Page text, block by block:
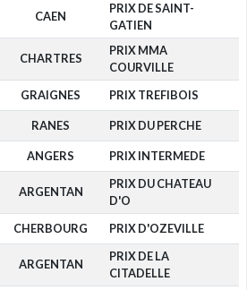
CAEN
PRIX DE SAINT-
GATIEN
CHARTRES
PRIX MMA
COURVILLE
GRAIGNES PRIX TREFIBOIS
RANES PRIX DU PERCHE
ANGERS PRIX INTERMEDE
ARGENTAN
PRIX DU CHATEAU
D'O
CHERBOURG PRIX D'OZEVILLE
ARGENTAN
PRIX DE LA
CITADELLE